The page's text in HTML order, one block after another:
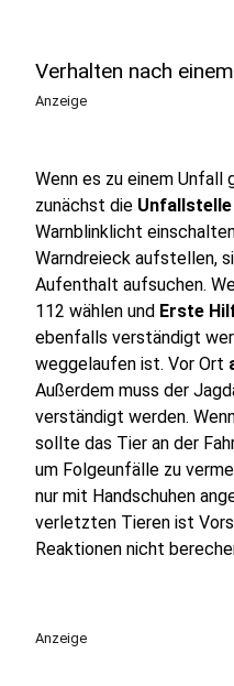
Verhalten nach
Anzeige
Wenn es zu einem Unfall
zunächst die
Warnblinklicht
Warndreieck aufstellen,
Aufenthalt aufsuchen.
112 wählen und Erste
ebenfalls verständigt
weggelaufen ist. Vor Ort
Außerdem muss der
verständigt werden.
sollte das Tier an der
um Folgeunfälle zu
nur mit Handschuhen
verletzten Tieren ist
Reaktionen nicht
Anzeige